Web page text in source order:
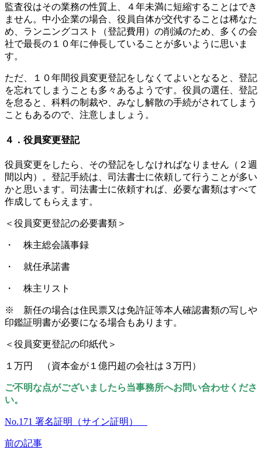
監査役はその業務の性質上、４年未満に短縮することはでき
ません。中小企業の場合、役員自体が交代することは稀なた
め、ランニングコスト（登記費用）の削減のため、多くの会
社で最長の１０年に伸長していることが多いように思いま
す。
ただ、１０年間役員変更登記をしなくてよいとなると、登記
を忘れてしまうことも多々あるようです。役員の選任、登記
を怠ると、科料の制裁や、みなし解散の手続がされてしまう
こともあるので、注意しましょう。
４．役員変更登記
役員変更をしたら、その登記をしなければなりません（２週
間以内）。登記手続は、司法書士に依頼して行うことが多い
かと思います。司法書士に依頼すれば、必要な書類はすべて
作成してもらえます。
＜役員変更登記の必要書類＞
・ 株主総会議事録
・ 就任承諾書
・ 株主リスト
※ 新任の場合は住民票又は免許証等本人確認書類の写しや
印鑑証明書が必要になる場合もあります。
＜役員変更登記の印紙代＞
１万円 （資本金が１億円超の会社は３万円）
ご不明な点がございましたら当事務所へお問い合わせくださ
い。
No.171 署名証明（サイン証明）
前の記事